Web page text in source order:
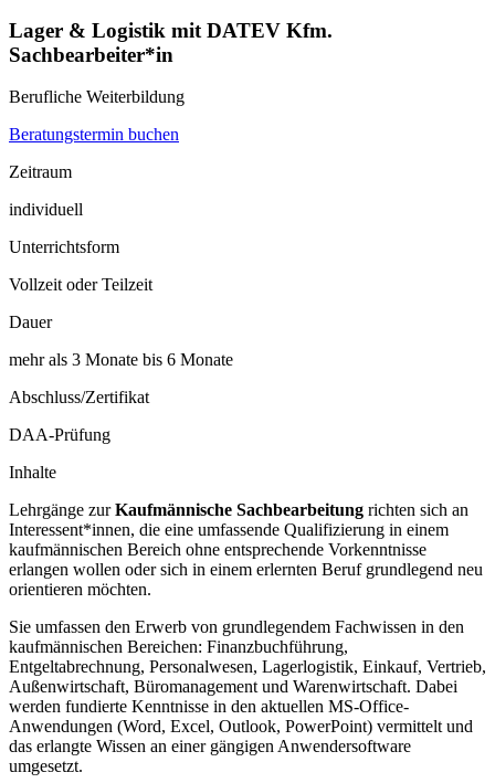
Lager & Logistik mit DATEV Kfm.
Sachbearbeiter*in
Berufliche Weiterbildung
Beratungstermin buchen
Zeitraum
individuell
Unterrichtsform
Vollzeit oder Teilzeit
Dauer
mehr als 3 Monate bis 6 Monate
Abschluss/Zertifikat
DAA-Prüfung
Inhalte
Lehrgänge zurKaufmännische Sachbearbeitung richten sich an
Interessent*innen, die eine umfassende Qualifizierung in einem
kaufmännischen Bereich ohne entsprechende Vorkenntnisse
erlangen wollen oder sich in einem erlernten Beruf grundlegend neu
orientieren möchten.
Sie umfassen den Erwerb von grundlegendem Fachwissen in den
kaufmännischen Bereichen: Finanzbuchführung,
Entgeltabrechnung, Personalwesen, Lagerlogistik, Einkauf, Vertrieb,
Außenwirtschaft, Büromanagement und Warenwirtschaft. Dabei
werden fundierte Kenntnisse in den aktuellen MS-Office-
Anwendungen (Word, Excel, Outlook, PowerPoint) vermittelt und
das erlangte Wissen an einer gängigen Anwendersoftware
umgesetzt.